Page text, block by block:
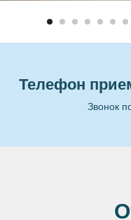
Телефон
Звонок